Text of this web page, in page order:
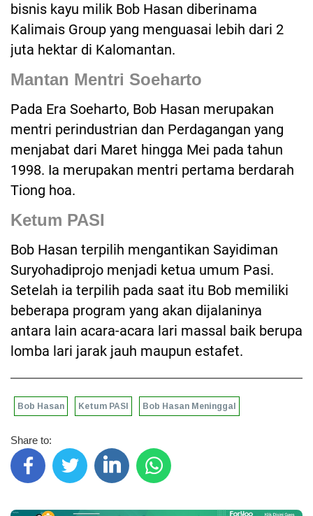
bisnis kayu milik Bob Hasan diberinama
Kalimais Group yang menguasai lebih dari 2
juta hektar di Kalomantan.
Mantan Mentri Soeharto
Pada Era Soeharto, Bob Hasan merupakan
mentri perindustrian dan Perdagangan yang
menjabat dari Maret hingga Mei pada tahun
1998. Ia merupakan mentri pertama berdarah
Tiong hoa.
Ketum PASI
Bob Hasan terpilih mengantikan Sayidiman
Suryohadiprojo menjadi ketua umum Pasi.
Setelah ia terpilih pada saat itu Bob memiliki
beberapa program yang akan dijalaninya
antara lain acara-acara lari massal baik berupa
lomba lari jarak jauh maupun estafet.
Bob Hasan Ketum PASI Bob Hasan Meninggal
Share to: